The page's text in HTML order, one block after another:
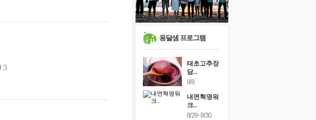
3
유년 시절의 부산 영도 바다
못된 꼰대들
희망이란
'모른다'는 것
#비전캠프
#아이들
옹달샘 프로그램
태초고추장
담..
8/8
내면혁명워
크..
8/29~8/30